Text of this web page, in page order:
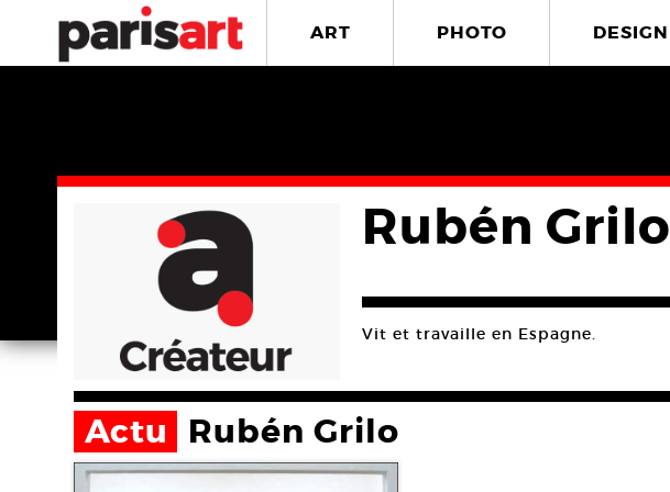
ART PHOTO DESIGN
Rubén Grilo
Vit et travaille en Espagne.
Actu Rubén Grilo